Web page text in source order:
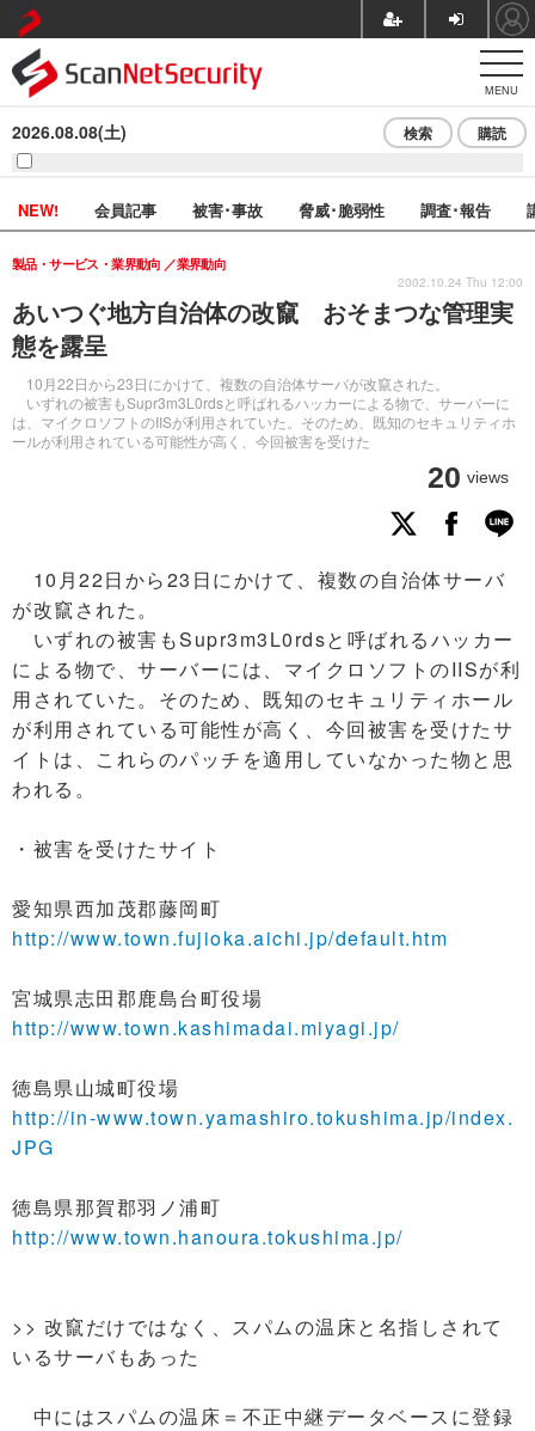
MENU
2026.08.08(土) 検索 購読
NEW! 会員記事 被害･事故 脅威･脆弱性 調査･報告
あいつぐ地方自治体の改竄 おそまつな管理実
態を露呈
10月22日から23日にかけて、複数の自治体サーバが改竄された。
いずれの被害もSupr3m3L0rdsと呼ばれるハッカーによる物で、サーバーに
は、マイクロソフトのIISが利用されていた。そのため、既知のセキュリティホ
ールが利用されている可能性が高く、今回被害を受けた
製品・サービス・業界動向 業界動向
20 views
2002.10.24 Thu 12:00
10月22日から23日にかけて、複数の自治体サーバ
が改竄された。
いずれの被害もSupr3m3L0rdsと呼ばれるハッカー
による物で、サーバーには、マイクロソフトのIISが利
用されていた。そのため、既知のセキュリティホール
が利用されている可能性が高く、今回被害を受けたサ
イトは、これらのパッチを適用していなかった物と思
われる。
・被害を受けたサイト
愛知県西加茂郡藤岡町
http://www.town.fujioka.aichi.jp/default.htm
宮城県志田郡鹿島台町役場
http://www.town.kashimadai.miyagi.jp/
徳島県山城町役場
http://in-www.town.yamashiro.tokushima.jp/index.
JPG
徳島県那賀郡羽ノ浦町
http://www.town.hanoura.tokushima.jp/
>> 改竄だけではなく、スパムの温床と名指しされて
いるサーバもあった
中にはスパムの温床＝不正中継データベースに登録